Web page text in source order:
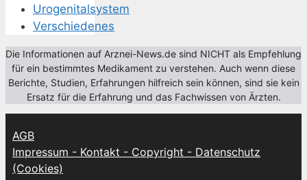
Urogenitalsystem
Verschiedenes
Die Informationen auf Arznei-News.de sind NICHT als Empfehlung
für ein bestimmtes Medikament zu verstehen. Auch wenn diese
Berichte, Studien, Erfahrungen hilfreich sein können, sind sie kein
Ersatz für die Erfahrung und das Fachwissen von Ärzten.
AGB
Impressum - Kontakt - Copyright - Datenschutz
(Cookies)